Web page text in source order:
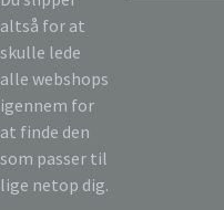
altså for at
skulle lede
alle webshops
igennem for
at finde den
som passer til
lige netop dig.